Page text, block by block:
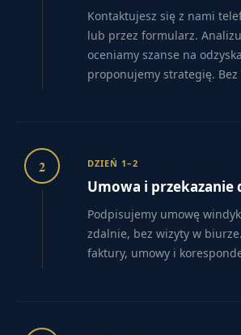
Kontaktujesz się z nami
lub przez formularz.
oceniamy szanse na
proponujemy strategię. Bez
2 DZIEŃ 1–2
Umowa i
Podpisujemy umowę
zdalnie, bez wizyty w
faktury, umowy i